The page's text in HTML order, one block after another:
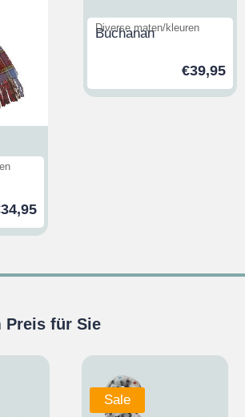
34,95
Buchanan
Diverse maten/kleuren
€39,95
Preis für Sie
Sale